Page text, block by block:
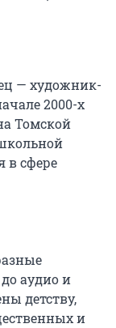
— художник-
2000-х
Томской
в сфере
аудио и
детству,
и